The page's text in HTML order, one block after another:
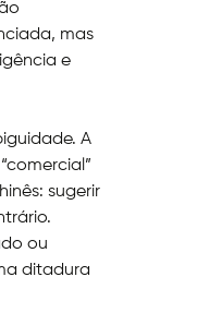
mas
e
A
sugerir
ou
ditadura